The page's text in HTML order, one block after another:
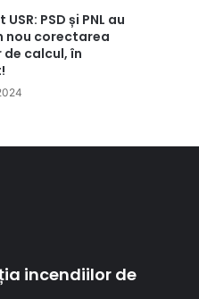
PSD și PNL au
nou corectarea
calcul, în
incendiilor de